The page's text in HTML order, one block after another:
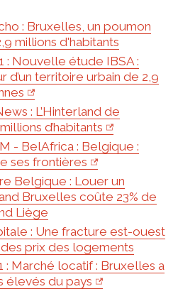
: Bruxelles, un poumon
millions d'habitants
: Nouvelle étude IBSA :
territoire urbain de 2,9
: L’Hinterland de
d’habitants
- BelAfrica : Belgique :
ses frontières
Belgique : Louer un
Bruxelles coûte 23% de
Liège
: Une fracture est-ouest
prix des logements
: Marché locatif : Bruxelles a
élevés du pays